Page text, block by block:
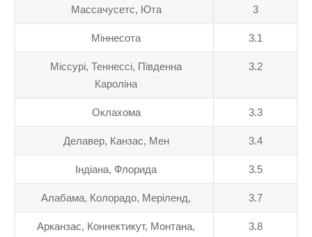
Массачусетс, Юта 3
Міннесота 3.1
Міссурі, Теннессі, Південна
Кароліна
3.2
Оклахома 3.3
Делавер, Канзас, Мен 3.4
Індіана, Флорида 3.5
Алабама, Колорадо, Меріленд, 3.7
Арканзас, Коннектикут, Монтана,
3.8